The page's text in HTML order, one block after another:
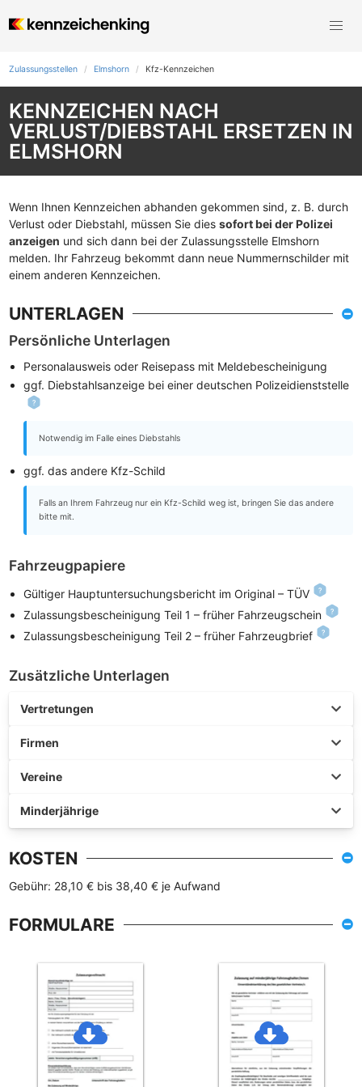
Zulassungsstellen Elmshorn Kfz-Kennzeichen
KENNZEICHEN NACH
VERLUST/DIEBSTAHL ERSETZEN IN
ELMSHORN
Wenn Ihnen Kennzeichen abhanden gekommen sind, z. B. durch
Verlust oder Diebstahl, müssen Sie dies sofort bei der Polizei
anzeigen und sich dann bei der Zulassungsstelle Elmshorn
melden. Ihr Fahrzeug bekommt dann neue Nummernschilder mit
einem anderen Kennzeichen.
UNTERLAGEN
Persönliche Unterlagen
Personalausweis oder Reisepass mit Meldebescheinigung
ggf. Diebstahlsanzeige bei einer deutschen Polizeidienststelle
Notwendig im Falle eines Diebstahls
ggf. das andere Kfz-Schild
Falls an Ihrem Fahrzeug nur ein Kfz-Schild weg ist, bringen Sie das andere
bitte mit.
Fahrzeugpapiere
Gültiger Hauptuntersuchungsbericht im Original – TÜV
Zulassungsbescheinigung Teil 1 – früher Fahrzeugschein
Zulassungsbescheinigung Teil 2 – früher Fahrzeugbrief
Zusätzliche Unterlagen
Vertretungen
Firmen
Vereine
Minderjährige
KOSTEN
Gebühr: 28,10 € bis 38,40 € je Aufwand
FORMULARE